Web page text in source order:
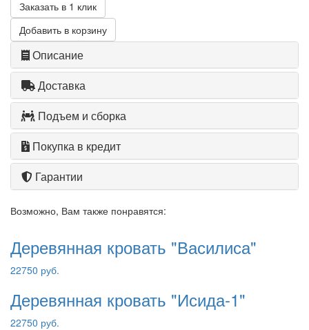
Заказать в 1 клик
Добавить в корзину
Описание
Доставка
Подъем и сборка
Покупка в кредит
Гарантии
Возможно, Вам также понравятся:
Деревянная кровать "Василиса"
22750 руб.
Деревянная кровать "Исида-1"
22750 руб.